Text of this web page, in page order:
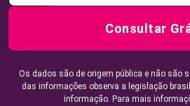
Consultar
Os dados são de origem pública e não são
das informações observa a legislação
informação. Para mais